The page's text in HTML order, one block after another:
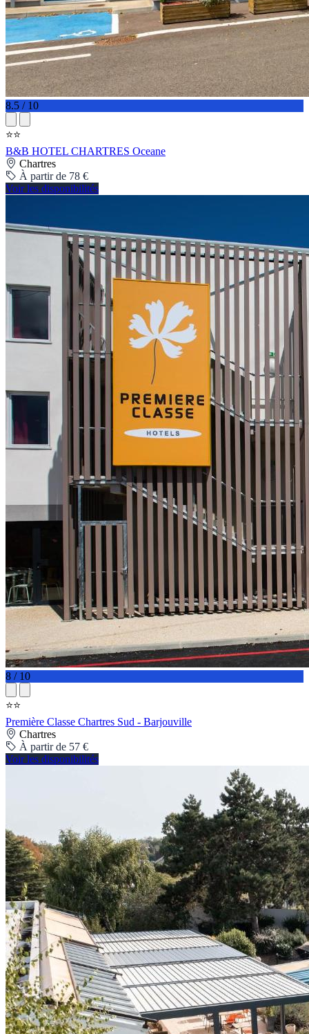
8.5 / 10
⭐⭐
B&B HOTEL CHARTRES Oceane
Chartres
À partir de 78 €
Voir les disponibilités
8 / 10
⭐⭐
Première Classe Chartres Sud - Barjouville
Chartres
À partir de 57 €
Voir les disponibilités